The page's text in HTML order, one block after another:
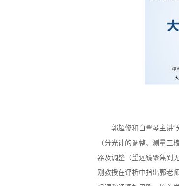
郭超修和白翠琴主讲
（分光计的调整、测量
器及调整（望远镜聚焦到
刚教授在评析中指出郭老